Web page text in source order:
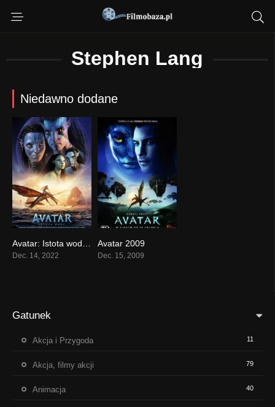
Stephen Lang
Niedawno dodane
0
Dec. 14, 2022
Avatar 2009
Dec. 15, 2009
Gatunek
Akcja i Przygoda 11
Akcja, filmy akcji 79
Animacja 40